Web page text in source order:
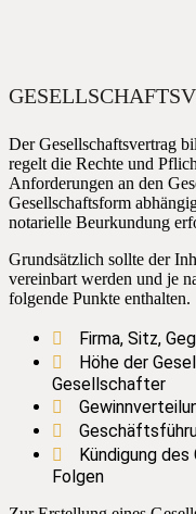
Der Gesellschaftsvertrag
regelt die Rechte und
Anforderungen an den
Gesellschaftsform
notarielle Beurkundung
Grundsätzlich sollte der
vereinbart werden und je
folgende Punkte enthalten.
Firma, Sitz,
Höhe der
Gesellschafter
Kündigung
Folgen